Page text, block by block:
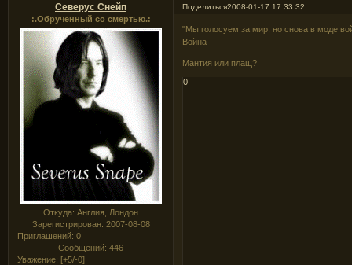
Поделиться2008-01-17 17:33:32
Северус Снейп
:.Обрученный со смертью.:
Откуда: Англия, Лондон
Зарегистрирован: 2007-08-08
Приглашений: 0
Сообщений: 446
Уважение: [+5/-0]
"Мы голосуем за мир, но снова в моде
Война
Мантия или плащ?
0